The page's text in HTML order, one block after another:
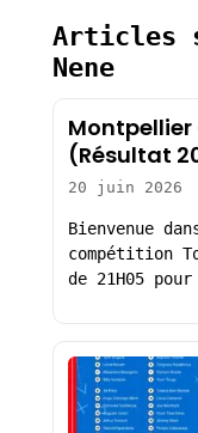
Articles
Nene
Montpellier
(Résultat
20 juin 2026
Bienvenue
compétition
de 21H05